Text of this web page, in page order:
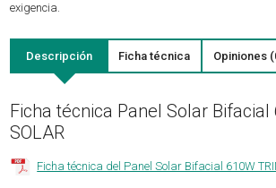
exigencia.
Descripción Ficha técnica Opiniones
Ficha técnica Panel Solar Bifacial
SOLAR
Ficha técnica del Panel Solar Bifacial 610W